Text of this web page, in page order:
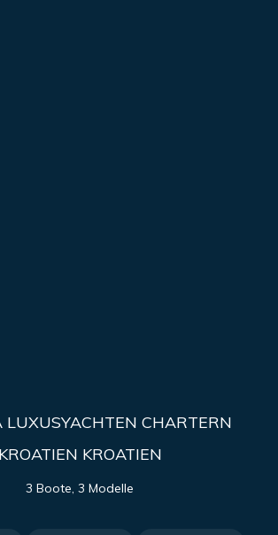
LUXUSYACHTEN CHARTERN
KROATIEN KROATIEN
3 Boote, 3 Modelle